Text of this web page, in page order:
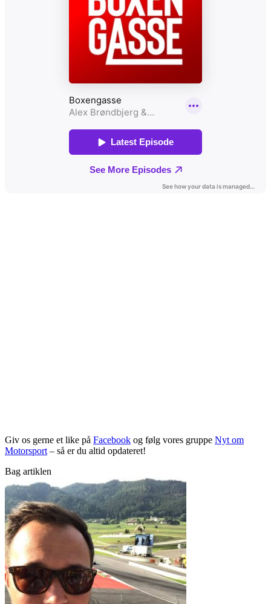
Giv os gerne et like på Facebook og følg vores gruppe Nyt om
Motorsport – så er du altid opdateret!
Bag artiklen